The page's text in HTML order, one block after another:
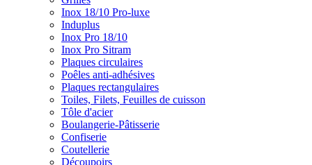
Inox 18/10 Pro-luxe
Induplus
Inox Pro 18/10
Inox Pro Sitram
Plaques circulaires
Poêles anti-adhésives
Plaques rectangulaires
Toiles, Filets, Feuilles de cuisson
Tôle d'acier
Boulangerie-Pâtisserie
Confiserie
Coutellerie
Découpoirs